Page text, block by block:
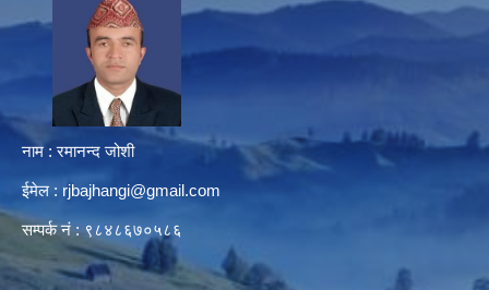
नाम : रमानन्द जोशी
ईमेल : rjbajhangi@gmail.com
सम्पर्क नं : ९८४८६७०५८६